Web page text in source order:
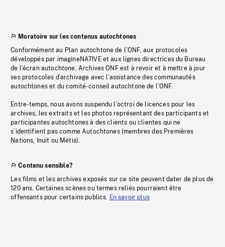
Moratoire sur les contenus autochtones
Conformément au Plan autochtone de l’ONF, aux protocoles
développés par imagineNATIVE et aux lignes directrices du Bureau
de l’écran autochtone, Archives ONF est à revoir et à mettre à jour
ses protocoles d’archivage avec l’assistance des communautés
autochtones et du comité-conseil autochtone de l’ONF.
Entre-temps, nous avons suspendu l’octroi de licences pour les
archives, les extraits et les photos représentant des participants et
participantes autochtones à des clients ou clientes qui ne
s’identifient pas comme Autochtones (membres des Premières
Nations, Inuit ou Métis).
Contenu sensible?
Les films et les archives exposés sur ce site peuvent dater de plus de
120 ans. Certaines scènes ou termes reliés pourraient être
offensants pour certains publics. En savoir plus